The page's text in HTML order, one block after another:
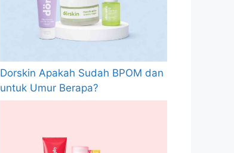
Dorskin Apakah Sudah BPOM dan
untuk Umur Berapa?